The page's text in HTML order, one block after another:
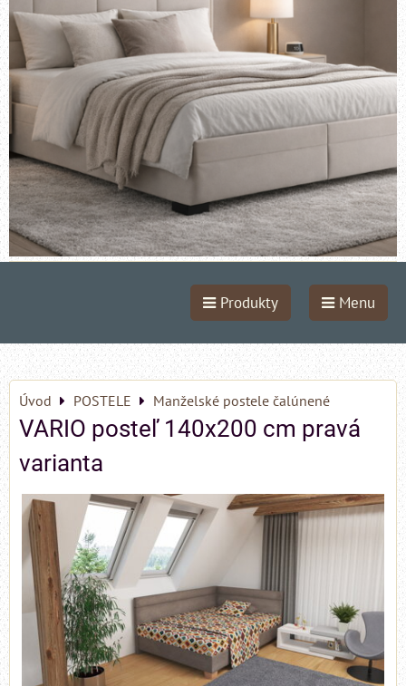
Produkty Menu
Úvod POSTELE Manželské postele čalúnené
VARIO posteľ 140x200 cm pravá
varianta